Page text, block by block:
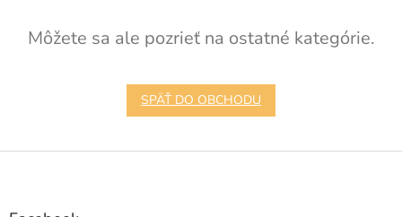
Môžete sa ale pozrieť na ostatné kategórie.
SPÄŤ DO OBCHODU
Z